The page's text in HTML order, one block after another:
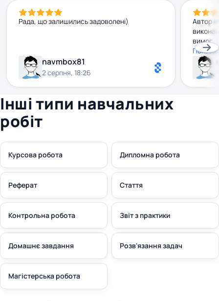
Рада, що залишились задоволені)
navmbox81
2 серпня, 18:26
Автор
вимог.
Інші типи навчальних
робіт
Курсова робота Дипломна робота
Реферат Стаття
Контрольна робота Звіт з практики
Домашнє завдання Розв'язання задач
Магістерська робота